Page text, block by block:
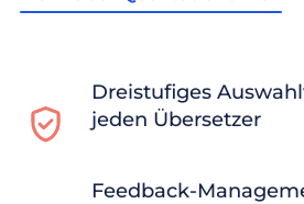
Dreistufiges
jeden Übersetzer
Feedback-